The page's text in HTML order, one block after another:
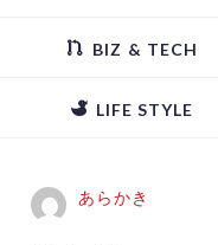
BIZ & TECH
LIFE STYLE
あらかき